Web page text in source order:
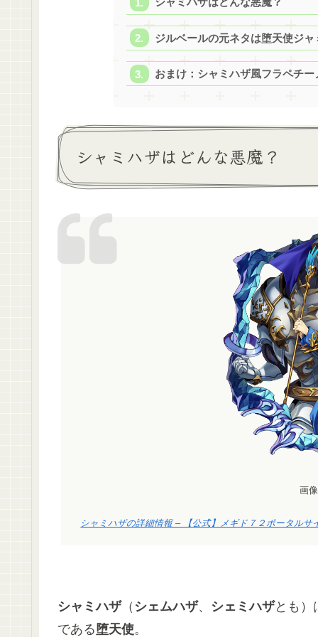
ジルベールの元ネタは堕天使ジャ
おまけ：シャミハザ風フラペチー
シャミハザはどんな悪魔？
画
シャミハザの詳細情報 – 【公式】メギド７２ポータルサ
シャミハザ（ シェムハザ、 シェミハザとも）
である堕天使。